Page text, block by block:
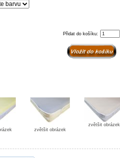
Přidat do košíku:
zvětšit obrázek
zvětšit obrázek